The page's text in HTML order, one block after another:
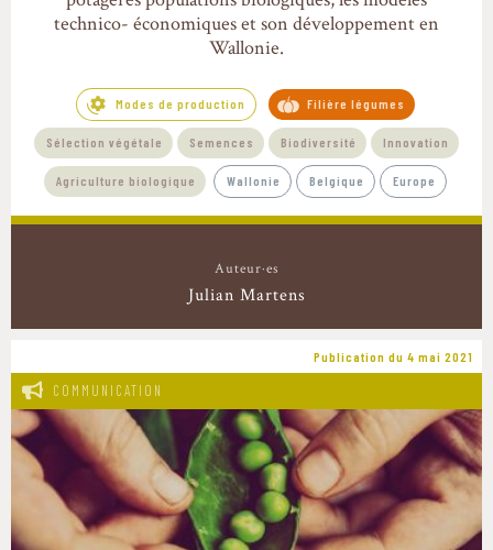
technico- économiques et son développement en
Wallonie.
Modes de production Filière légumes
Sélection végétale Semences Biodiversité Innovation
Agriculture biologique Wallonie Belgique Europe
Auteur·es
Julian Martens
Publication du 4 mai 2021
COMMUNICATION